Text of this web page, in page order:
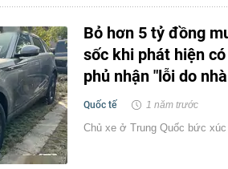
Bỏ hơn 5 tỷ đồng
sốc khi phát hiện
phủ nhận "lỗi do
Quốc tế 1 năm trước
Chủ xe ở Trung Quốc bức